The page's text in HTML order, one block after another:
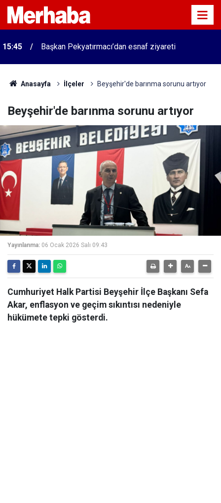
15:45 Başkan Pekyatırmacı’dan esnaf ziyareti
Anasayfa İlçeler Beyşehir'de barınma sorunu artıyor
Beyşehir'de barınma sorunu artıyor
Yayınlanma: 06 Ocak 2026 Salı 09:43
Cumhuriyet Halk Partisi Beyşehir İlçe Başkanı Sefa
Akar, enflasyon ve geçim sıkıntısı nedeniyle
hükümete tepki gösterdi.